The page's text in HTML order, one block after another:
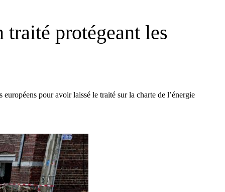
protégeant les
pour avoir laissé le traité sur la charte de l’énergie